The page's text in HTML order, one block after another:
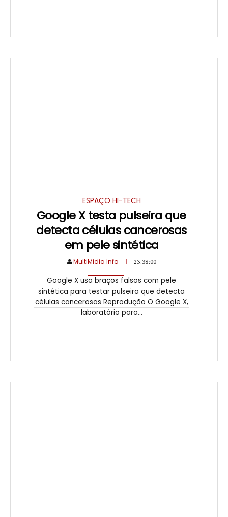
ESPAÇO HI-TECH
Google X testa pulseira que
detecta células cancerosas
em pele sintética
MultiMidia Info 23:38:00
Google X usa braços falsos com pele
sintética para testar pulseira que detecta
células cancerosas Reprodução O Google X,
laboratório para...